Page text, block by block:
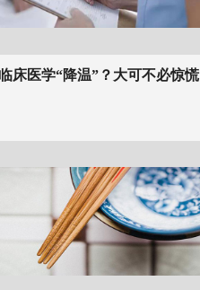
临床医学“降温”？大可不必惊慌